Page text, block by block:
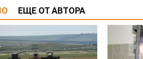
ЕЩЕ ОТ АВТОРА